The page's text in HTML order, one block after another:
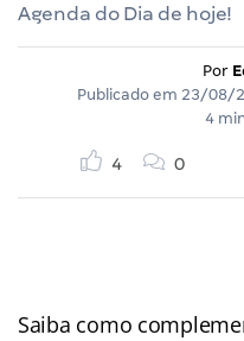
Agenda do Dia de hoje!
Por
Publicado em 23/08/
4
4 0
Saiba como